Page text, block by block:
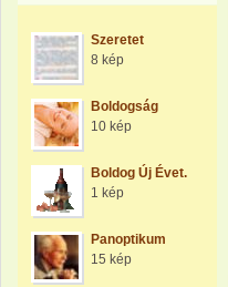
Szeretet
8 kép
Boldogság
10 kép
Boldog Új Évet.
1 kép
Panoptikum
15 kép